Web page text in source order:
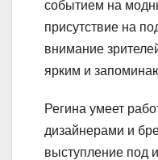
событием на
присутствие на
внимание
ярким и
Регина умеет
дизайнерами и
выступление под